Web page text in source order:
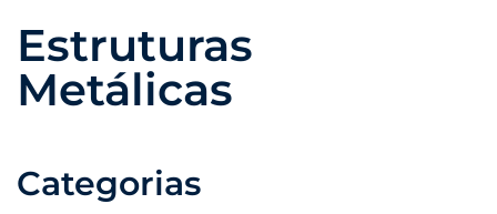
Estruturas
Metálicas
Categorias